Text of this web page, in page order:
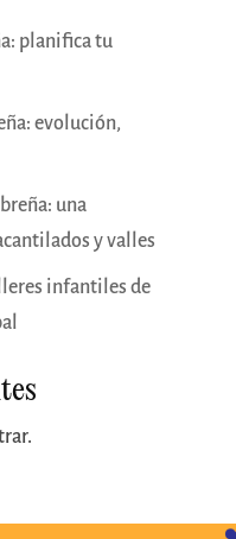
planifica tu
evolución,
una
y valles
infantiles de